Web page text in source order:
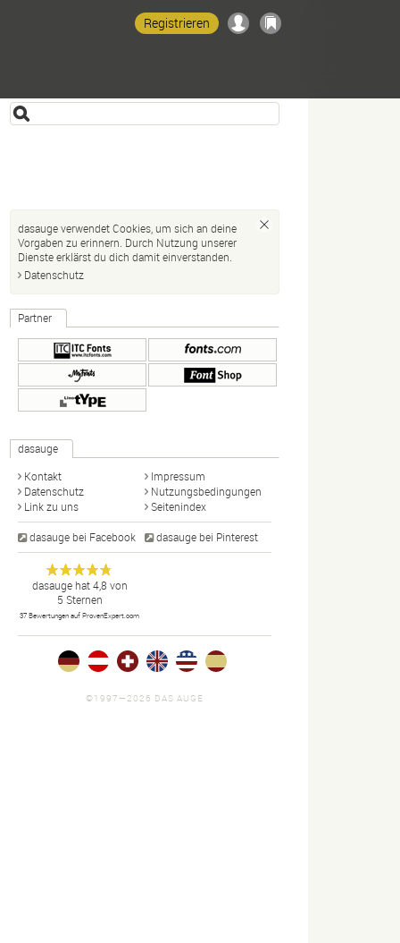
Registrieren
dasauge verwendet Cookies, um sich an deine
Vorgaben zu erinnern. Durch Nutzung unserer
Dienste erklärst du dich damit einverstanden.
Datenschutz
Partner
dasauge
Kontakt
Impressum
Datenschutz
Nutzungsbedingungen
Link zu uns
Seitenindex
dasauge bei Facebook dasauge bei Pinterest
dasauge
Designer,
Fotografen,
Agenturen,
Portfolios
und Jobs.
Anonym
dasaugehat4,8 von
5 Sternen
37 Bewertungen auf ProvenExpert.com
©1997—2026 DAS AUGE